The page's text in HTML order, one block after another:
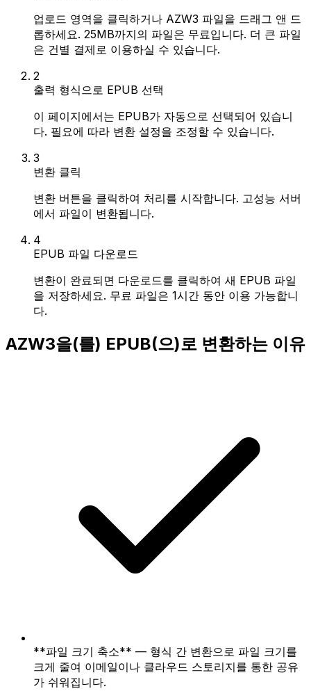
업로드 영역을 클릭하거나 AZW3 파일을 드래그 앤 드
롭하세요. 25MB까지의 파일은 무료입니다. 더 큰 파일
은 건별 결제로 이용하실 수 있습니다.
2
출력 형식으로 EPUB 선택
이 페이지에서는 EPUB가 자동으로 선택되어 있습니
다. 필요에 따라 변환 설정을 조정할 수 있습니다.
3
변환 클릭
변환 버튼을 클릭하여 처리를 시작합니다. 고성능 서버
에서 파일이 변환됩니다.
4
EPUB 파일 다운로드
변환이 완료되면 다운로드를 클릭하여 새 EPUB 파일
을 저장하세요. 무료 파일은 1시간 동안 이용 가능합니
다.
AZW3을(를) EPUB(으)로 변환하는 이유
**파일 크기 축소** — 형식 간 변환으로 파일 크기를
크게 줄여 이메일이나 클라우드 스토리지를 통한 공유
가 쉬워집니다.